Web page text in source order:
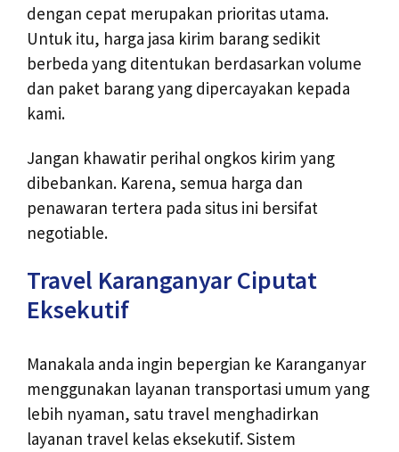
dengan cepat merupakan prioritas utama.
Untuk itu, harga jasa kirim barang sedikit
berbeda yang ditentukan berdasarkan volume
dan paket barang yang dipercayakan kepada
kami.
Jangan khawatir perihal ongkos kirim yang
dibebankan. Karena, semua harga dan
penawaran tertera pada situs ini bersifat
negotiable.
Travel Karanganyar Ciputat
Eksekutif
Manakala anda ingin bepergian ke Karanganyar
menggunakan layanan transportasi umum yang
lebih nyaman, satu travel menghadirkan
layanan travel kelas eksekutif. Sistem